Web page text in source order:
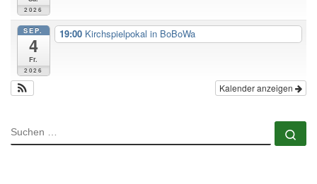
2026
SEP.
4
Fr.
2026
19:00 Kirchspielpokal in BoBoWa
Kalender anzeigen
SUCHE